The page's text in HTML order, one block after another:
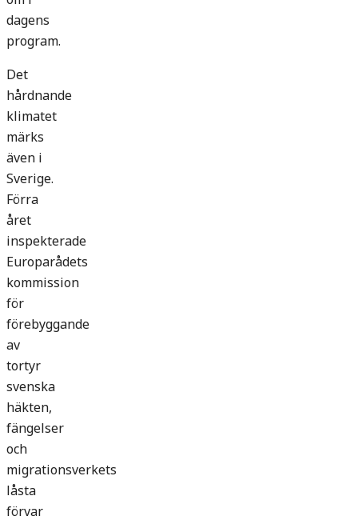
dagens
program.
Det
hårdnande
klimatet
märks
även i
Sverige.
Förra
året
inspekterade
Europarådets
kommission
för
förebyggande
av
tortyr
svenska
häkten,
fängelser
och
migrationsverkets
låsta